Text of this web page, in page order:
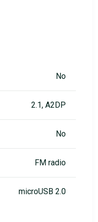
No
2.1, A2DP
No
FM radio
microUSB 2.0